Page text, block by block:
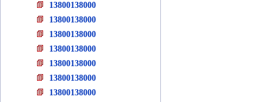
13800138000
13800138000
13800138000
13800138000
13800138000
13800138000
13800138000